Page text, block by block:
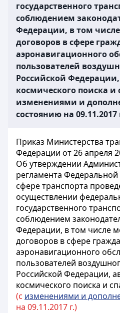
государственного
соблюдением
Федерации, в том
договоров в сфере
аэронавигационного
пользователей
Российской
космического поиска и
изменениями и
состоянию на 09.11.2017
Приказ Министерства
Федерации от 26 апреля
Об утверждении
регламента
сфере транспорта
осуществлении
государственного
соблюдением
Федерации, в том числе
договоров в сфере
аэронавигационного
пользователей
Российской Федерации,
космического поиска и
(с изменениями и
на 09.11.2017 г.)